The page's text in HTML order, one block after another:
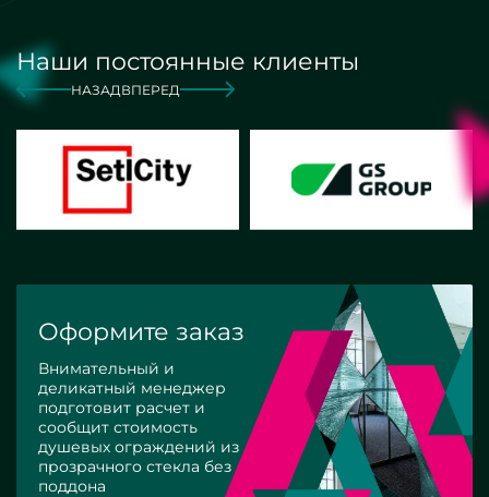
Наши постоянные клиенты
НАЗАД ВПЕРЕД
Оформите заказ
Внимательный и
деликатный менеджер
подготовит расчет и
сообщит стоимость
душевых ограждений из
прозрачного стекла без
поддона